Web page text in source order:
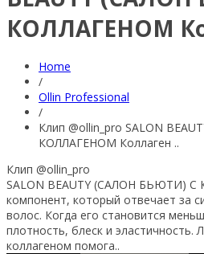
КОЛЛАГЕНОМ
Home
/
Ollin Professional
/
Клип @ollin_pro SALON
КОЛЛАГЕНОМ Коллаген ..
Клип @ollin_pro
SALON BEAUTY (САЛОН БЬЮТИ)
компонент, который отвечает за
волос. Когда его становится
плотность, блеск и эластичность.
коллагеном помога..